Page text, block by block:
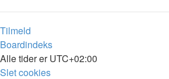
Tilmeld
Boardindeks
Alle tider erUTC+02:00
Slet cookies